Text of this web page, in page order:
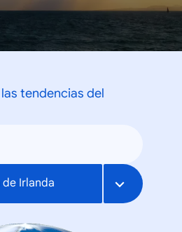
tendencias del
Irlanda